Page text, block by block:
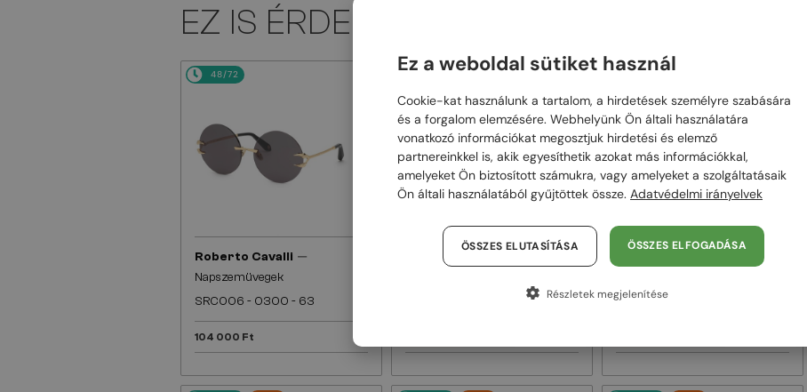
EZ IS ÉRDEKELHET
48/72
Roberto Cavalli —
Napszemüvegek
SRC006 - 0300 - 63
104 000 Ft
48/72 -21%
Roberto Cavalli
SRC002S - 700Y - 54
48/72
SRC002 - 705X - 54
Ez a weboldal sütiket használ
Cookie-kat használunk a tartalom, a hirdetések személyre szabására
és a forgalom elemzésére. Webhelyünk Ön általi használatára
vonatkozó információkat megosztjuk hirdetési és elemző
partnereinkkel is, akik egyesíthetik azokat más információkkal,
amelyeket Ön biztosított számukra, vagy amelyeket a szolgáltatásaik
Ön általi használatából gyűjtöttek össze. Adatvédelmi irányelvek
ÖSSZES ELFOGADÁSA
ÖSSZES ELUTASÍTÁSA
Részletek megjelenítése